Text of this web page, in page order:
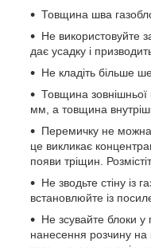
Товщина шва
Не використовуйте
дає усадку і
Не кладіть більше
Товщина
мм, а товщина
Перемичку не можна
це викликає
появи тріщин.
Не зводьте стіну із
встановлюйте із
Не зсувайте блоки у
нанесення розчину